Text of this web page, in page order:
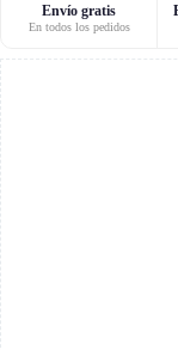
Envío gratis
En todos los pedidos